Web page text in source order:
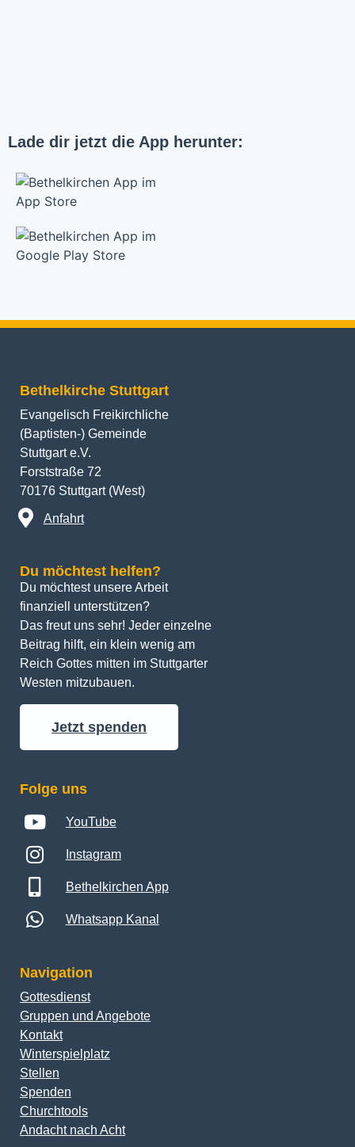
Lade dir jetzt die App herunter:
Bethelkirche Stuttgart
Evangelisch Freikirchliche
(Baptisten-) Gemeinde
Stuttgart e.V.
Forststraße 72
70176 Stuttgart (West)
Anfahrt
Du möchtest helfen?
Du möchtest unsere Arbeit
finanziell unterstützen?
Das freut uns sehr! Jeder einzelne
Beitrag hilft, ein klein wenig am
Reich Gottes mitten im Stuttgarter
Westen mitzubauen.
Jetzt spenden
Folge uns
YouTube
Instagram
Bethelkirchen App
Whatsapp Kanal
Navigation
Gottesdienst
Gruppen und Angebote
Kontakt
Winterspielplatz
Stellen
Spenden
Churchtools
Andacht nach Acht